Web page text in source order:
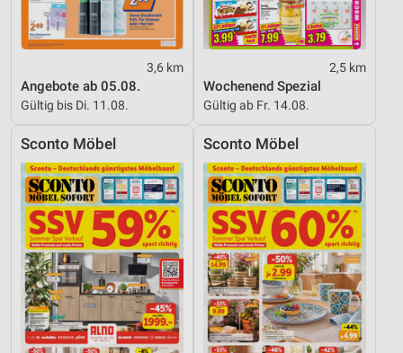
3,6 km
Angebote ab 05.08.
Gültig bis Di. 11.08.
2,5 km
Wochenend Spezial
Gültig ab Fr. 14.08.
Sconto Möbel Sconto Möbel